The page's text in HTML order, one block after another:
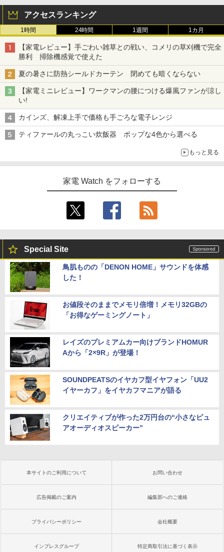
アクセスランキング
1時間 24時間 1週間 1カ月
【家電レビュー】手ごわい雑草との戦い、コメリの草刈機で完全
勝利 掃除機感覚で使えた
夏の暑さに防熱シールドカーテン 閉めても暗くならない
【家電ミニレビュー】ワークマンの腰につける爆風ファンが涼し
い!
カインズ、解凍上手で価格も手ごろな電子レンジ
ティファールの丸っこい炊飯器 ポップな4色から選べる
もっと見る
家電 Watch をフォローする
Special Site
鳥肌ものの「DENON HOME」サウンドを体感
した！
お値段そのままでメモリ倍増！メモリ32GBの
「お得なゲーミングノート」
レイズのプレミアムカー向けブランドHOMUR
Aから「2×9R」が登場！
SOUNDPEATSのイヤカフ型イヤフォン「UU2
イヤーカフ」をイヤカフマニアが語る
クリエイティブが作った2万円台の“小さなピュ
アオーディオスピーカー”
本サイトのご利用について お問い合わせ
広告掲載のご案内 編集部へのご連絡
プライバシーポリシー 会社概要
インプレスグループ 特定商取引法に基づく表示